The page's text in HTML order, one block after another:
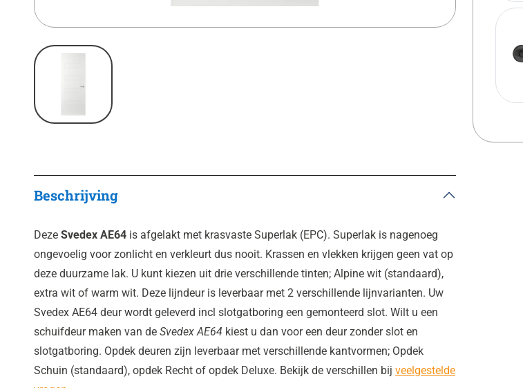
Beschrijving
Deze Svedex AE64 is afgelakt met krasvaste Superlak (EPC). Superlak is nagenoeg
ongevoelig voor zonlicht en verkleurt dus nooit. Krassen en vlekken krijgen geen vat op
deze duurzame lak. U kunt kiezen uit drie verschillende tinten; Alpine wit (standaard),
extra wit of warm wit. Deze lijndeur is leverbaar met 2 verschillende lijnvarianten. Uw
Svedex AE64 deur wordt geleverd incl slotgatboring een gemonteerd slot. Wilt u een
schuifdeur maken van de Svedex AE64 kiest u dan voor een deur zonder slot en
slotgatboring. Opdek deuren zijn leverbaar met verschillende kantvormen; Opdek
Schuin (standaard), opdek Recht of opdek Deluxe. Bekijk de verschillen bij veelgestelde